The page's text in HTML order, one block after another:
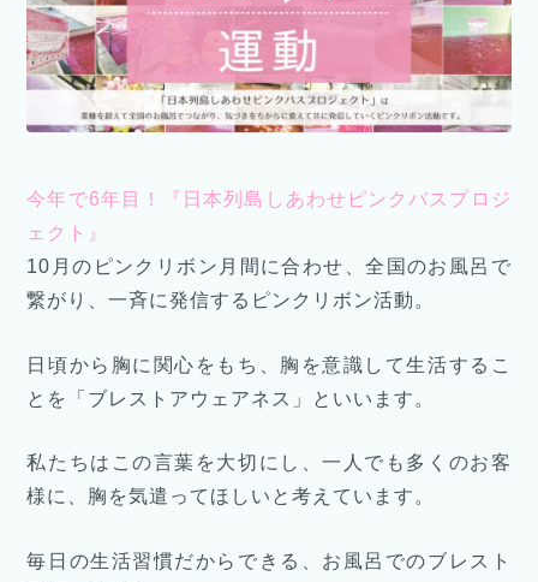
今年で6年目！『日本列島しあわせピンクバスプロジ
ェクト』
10月のピンクリボン月間に合わせ、全国のお風呂で
繋がり、一斉に発信するピンクリボン活動。
日頃から胸に関心をもち、胸を意識して生活するこ
とを「ブレストアウェアネス」といいます。
私たちはこの言葉を大切にし、一人でも多くのお客
様に、胸を気遣ってほしいと考えています。
毎日の生活習慣だからできる、お風呂でのブレスト